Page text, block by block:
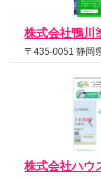
株式会社鴨川
〒435-0051 静岡
株式会社ハウ